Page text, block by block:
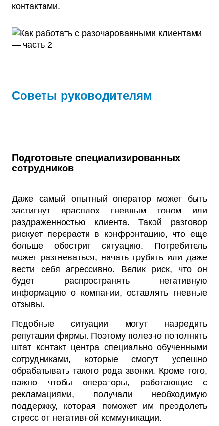
контактами.
Советы руководителям
Подготовьте специализированных
сотрудников
Даже самый опытный оператор может быть
застигнут врасплох гневным тоном или
раздраженностью клиента. Такой разговор
рискует перерасти в конфронтацию, что еще
больше обострит ситуацию. Потребитель
может разгневаться, начать грубить или даже
вести себя агрессивно. Велик риск, что он
будет распространять негативную
информацию о компании, оставлять гневные
отзывы.
Подобные ситуации могут навредить
репутации фирмы. Поэтому полезно пополнить
штат контакт центра специально обученными
сотрудниками, которые смогут успешно
обрабатывать такого рода звонки. Кроме того,
важно чтобы операторы, работающие с
рекламациями, получали необходимую
поддержку, которая поможет им преодолеть
стресс от негативной коммуникации.